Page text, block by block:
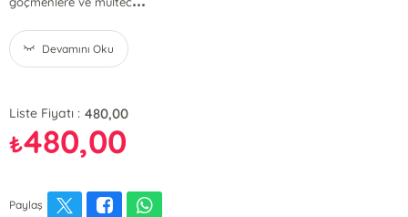
Devamını Oku
Liste Fiyatı : 480,00
₺480,00
Paylaş